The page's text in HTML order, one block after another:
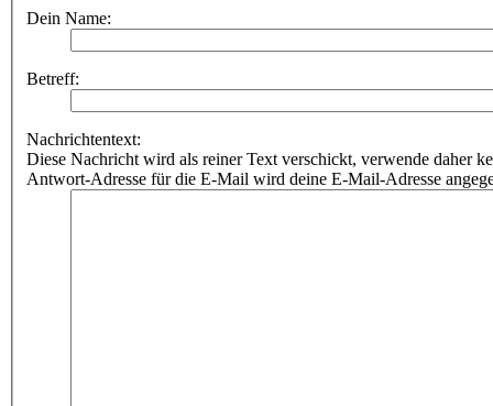
Dein Name:
Betreff:
Nachrichtentext:
Diese Nachricht wird als reiner Text verschickt, verwende daher
Antwort-Adresse für die E-Mail wird deine E-Mail-Adresse